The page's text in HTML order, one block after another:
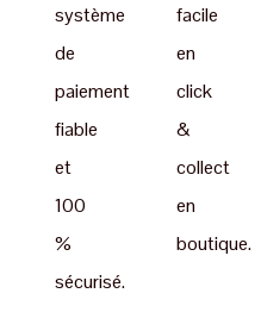
système
de
paiement
fiable
et
100
%
sécurisé.
facile
en
click
&
collect
en
boutique.